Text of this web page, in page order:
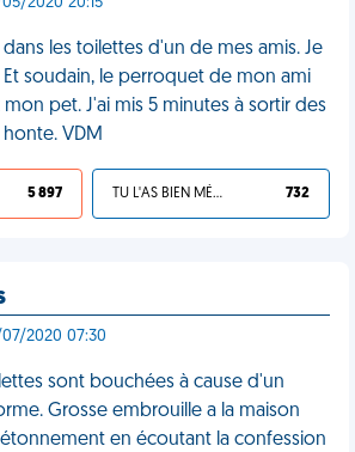
les toilettes d'un de mes amis. Je
Et soudain, le perroquet de mon ami
pet. J'ai mis 5 minutes à sortir des
VDM
5 897 TU L'AS BIEN MÉRITÉ 732
2020 07:30
sont bouchées à cause d'un
Grosse embrouille a la maison
en écoutant la confession